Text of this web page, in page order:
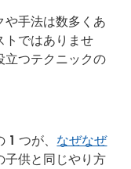
手法は数多くあ
トではありませ
立つテクニックの
つが、 なぜなぜ
子供と同じやり方